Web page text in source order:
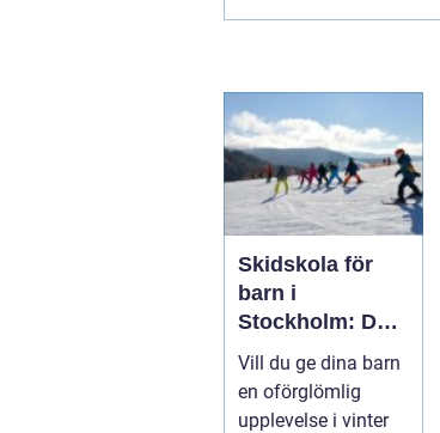
Skidskola för
barn i
Stockholm: Den
perfekta platsen
för små blivande
skidåkare
Vill du ge dina barn
en oförglömlig
upplevelse i vinter